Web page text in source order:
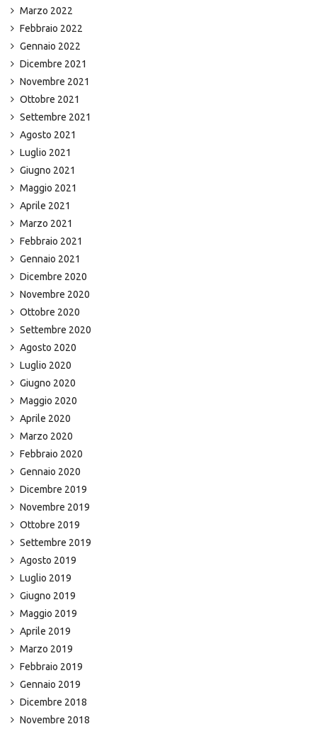
Marzo 2022
Febbraio 2022
Gennaio 2022
Dicembre 2021
Novembre 2021
Ottobre 2021
Settembre 2021
Agosto 2021
Luglio 2021
Giugno 2021
Maggio 2021
Aprile 2021
Marzo 2021
Febbraio 2021
Gennaio 2021
Dicembre 2020
Novembre 2020
Ottobre 2020
Settembre 2020
Agosto 2020
Luglio 2020
Giugno 2020
Maggio 2020
Aprile 2020
Marzo 2020
Febbraio 2020
Gennaio 2020
Dicembre 2019
Novembre 2019
Ottobre 2019
Settembre 2019
Agosto 2019
Luglio 2019
Giugno 2019
Maggio 2019
Aprile 2019
Marzo 2019
Febbraio 2019
Gennaio 2019
Dicembre 2018
Novembre 2018